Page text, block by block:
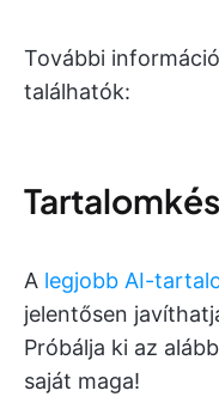
További
találhatók:
A legjobb AI-
jelentősen
Próbálja ki az
saját maga!